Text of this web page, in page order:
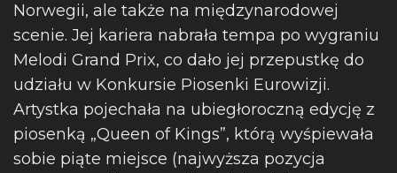
Norwegii, ale także na międzynarodowej
scenie. Jej kariera nabrała tempa po wygraniu
Melodi Grand Prix, co dało jej przepustkę do
udziału w Konkursie Piosenki Eurowizji.
Artystka pojechała na ubiegłoroczną edycję z
piosenką „Queen of Kings”, którą wyśpiewała
sobie piąte miejsce (najwyższa pozycja